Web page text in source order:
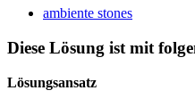
ambiente stones
Diese Lösung ist mit
Lösungsansatz